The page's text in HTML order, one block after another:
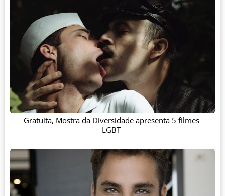
Gratuita, Mostra da Diversidade apresenta 5 filmes
LGBT